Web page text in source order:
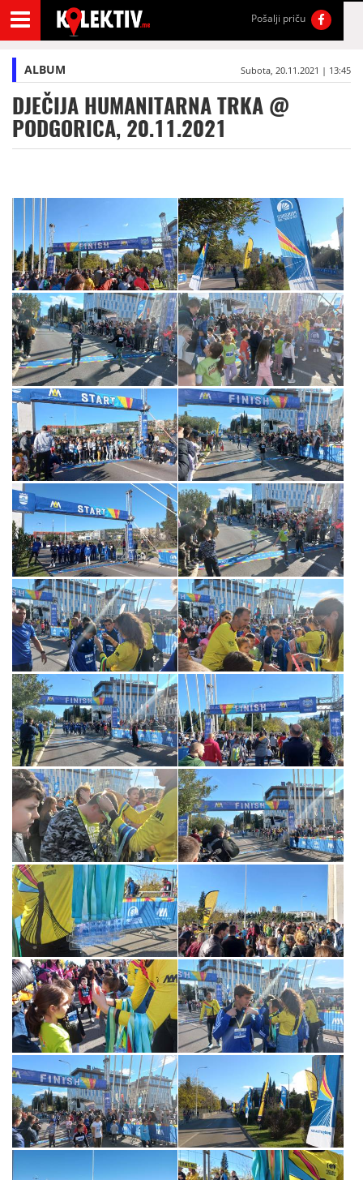
Pošalji priču
ALBUM Subota, 20.11.2021 | 13:45
DJEČIJA HUMANITARNA TRKA @
PODGORICA, 20.11.2021